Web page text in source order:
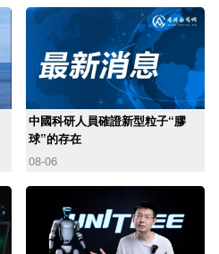
中國科研人員確證新型粒子“膠
球”的存在
08-06